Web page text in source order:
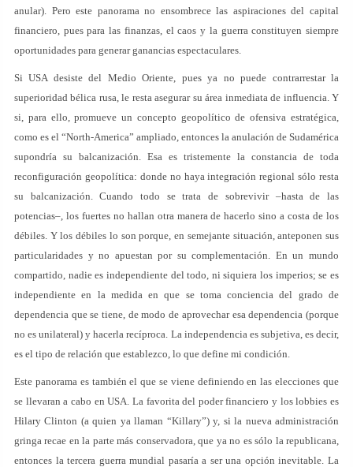
anular). Pero este panorama no ensombrece las aspiraciones del capital
financiero, pues para las finanzas, el caos y la guerra constituyen siempre
oportunidades para generar ganancias espectaculares.
Si USA desiste del Medio Oriente, pues ya no puede contrarrestar la
superioridad bélica rusa, le resta asegurar su área inmediata de influencia. Y
si, para ello, promueve un concepto geopolítico de ofensiva estratégica,
como es el “North-America” ampliado, entonces la anulación de Sudamérica
supondría su balcanización. Esa es tristemente la constancia de toda
reconfiguración geopolítica: donde no haya integración regional sólo resta
su balcanización. Cuando todo se trata de sobrevivir –hasta de las
potencias–, los fuertes no hallan otra manera de hacerlo sino a costa de los
débiles. Y los débiles lo son porque, en semejante situación, anteponen sus
particularidades y no apuestan por su complementación. En un mundo
compartido, nadie es independiente del todo, ni siquiera los imperios; se es
independiente en la medida en que se toma conciencia del grado de
dependencia que se tiene, de modo de aprovechar esa dependencia (porque
no es unilateral) y hacerla recíproca. La independencia es subjetiva, es decir,
es el tipo de relación que establezco, lo que define mi condición.
Este panorama es también el que se viene definiendo en las elecciones que
se llevaran a cabo en USA. La favorita del poder financiero y los lobbies es
Hilary Clinton (a quien ya llaman “Killary”) y, si la nueva administración
gringa recae en la parte más conservadora, que ya no es sólo la republicana,
entonces la tercera guerra mundial pasaría a ser una opción inevitable. La